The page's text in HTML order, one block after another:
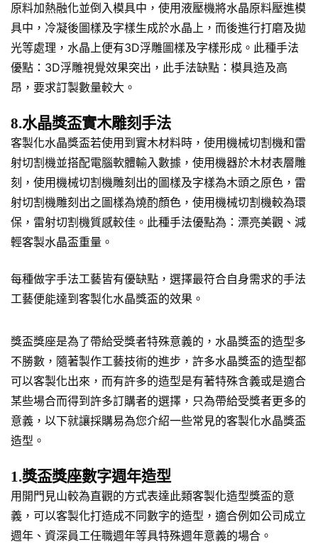
原料加熱融化並倒入模具中，使用液壓機將水晶原料壓進模
具中，冷凝後圖樣及字樣生成於水晶上，而後進行打磨及拋
光等處理，水晶上便有3D浮雕圖樣及字樣形成。此種手法
優點：3D浮雕視覺效果突出，此手法缺點：模具造及高
昂，要求訂製數量較大。
8.水晶獎盃實木雕刻手法
客製化水晶獎盃若使用到實木材料時，使用機械切割機和雷
射切割機並搭配電腦軟體輸入數據，使用機器於木材表層雕
刻，使用機械切割機雕刻出的圖樣及字樣為木頭之原色，雷
射切割機雕刻出之圖樣為燒酌顏色，使用機械切割機較為環
保，雷射切割機質感較佳。此種手法優點為：漂亮美觀、減
輕客製水晶盃重量。
每種做字手法工藝皆有優缺點，選擇最符合自身需求的手法
工藝便能達到客製化水晶獎盃的效果。
獎盃獎座是為了帶給受獎者特殊意義的，水晶獎盃的造型多
不勝數，隨著製作工藝技術的進步，許多水晶獎盃的造型都
可以客製化出來，而有許多的造型是有著特殊含義或是適合
某些場合而得到許多訂購者的選擇，只為帶給受獎者更多的
意義，以下就讓採購易為您介紹一些常見的客製化水晶獎盃
造型。
1.獎盃獎座數字週年造型
用開門見山較為直觀的方式表達此類客製化造型獎盃的意
義，可以客製化打造成不同數字的造型，適合例如公司成立
週年、資深員工任職週年等具特殊週年意義的場合。